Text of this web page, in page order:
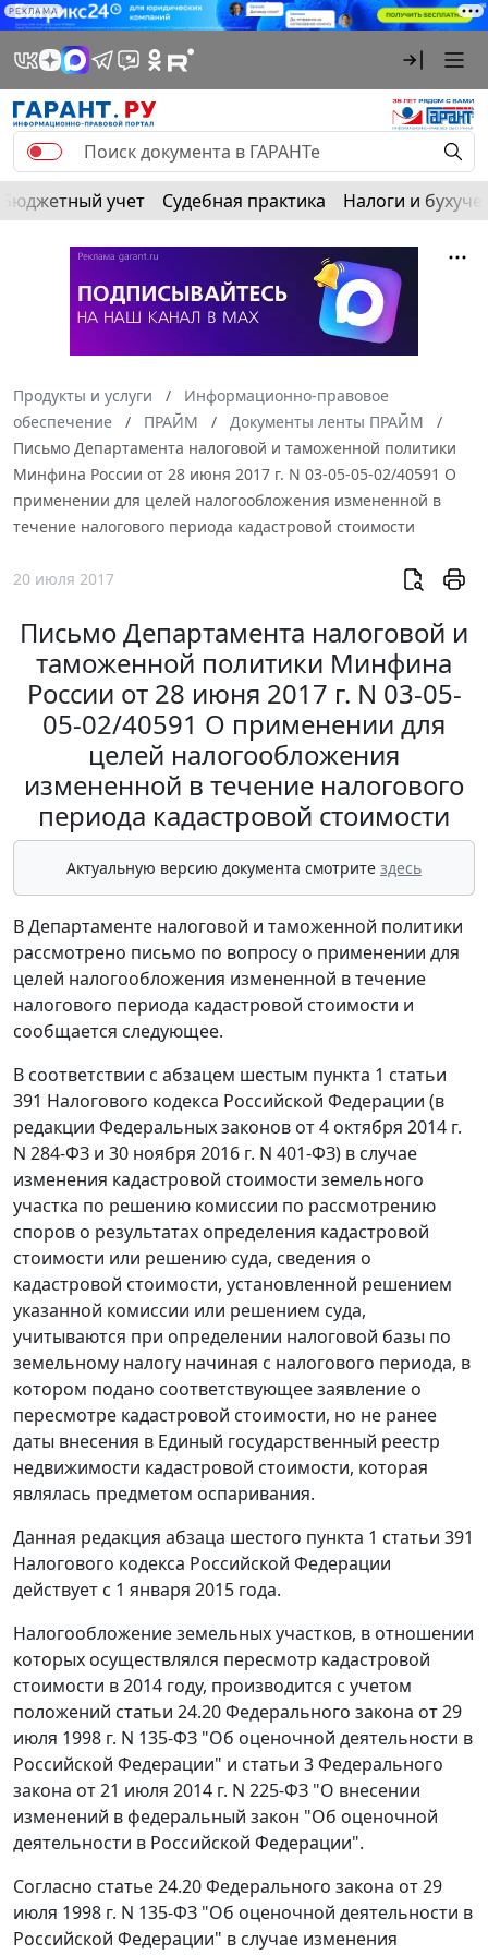
РЕКЛАМА
Бюджетный учет Судебная практика Налоги и
Продукты и услуги
Информационно-правовое
обеспечение
ПРАЙМ
Документы ленты ПРАЙМ
Письмо Департамента налоговой и таможенной политики
Минфина России от 28 июня 2017 г. N 03-05-05-02/40591 О
применении для целей налогообложения измененной в
течение налогового периода кадастровой стоимости
20 июля 2017
Письмо Департамента налоговой и
таможенной политики Минфина
России от 28 июня 2017 г. N 03-05-
05-02/40591 О применении для
целей налогообложения
измененной в течение налогового
периода кадастровой стоимости
Актуальную версию документа смотрите здесь
В Департаменте налоговой и таможенной политики
рассмотрено письмо по вопросу о применении для
целей налогообложения измененной в течение
налогового периода кадастровой стоимости и
сообщается следующее.
В соответствии с абзацем шестым пункта 1 статьи
391 Налогового кодекса Российской Федерации (в
редакции Федеральных законов от 4 октября 2014 г.
N 284-ФЗ и 30 ноября 2016 г. N 401-ФЗ) в случае
изменения кадастровой стоимости земельного
участка по решению комиссии по рассмотрению
споров о результатах определения кадастровой
стоимости или решению суда, сведения о
кадастровой стоимости, установленной решением
указанной комиссии или решением суда,
учитываются при определении налоговой базы по
земельному налогу начиная с налогового периода, в
котором подано соответствующее заявление о
пересмотре кадастровой стоимости, но не ранее
даты внесения в Единый государственный реестр
недвижимости кадастровой стоимости, которая
являлась предметом оспаривания.
Данная редакция абзаца шестого пункта 1 статьи 391
Налогового кодекса Российской Федерации
действует с 1 января 2015 года.
Налогообложение земельных участков, в отношении
которых осуществлялся пересмотр кадастровой
стоимости в 2014 году, производится с учетом
положений статьи 24.20 Федерального закона от 29
июля 1998 г. N 135-ФЗ "Об оценочной деятельности в
Российской Федерации" и статьи 3 Федерального
закона от 21 июля 2014 г. N 225-ФЗ "О внесении
изменений в федеральный закон "Об оценочной
деятельности в Российской Федерации".
Согласно статье 24.20 Федерального закона от 29
июля 1998 г. N 135-ФЗ "Об оценочной деятельности в
Российской Федерации" в случае изменения